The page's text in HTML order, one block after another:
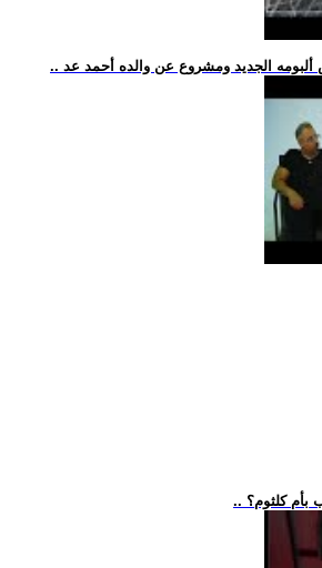
الجديد ومشروع عن والده أحمد عد
بأم كلثوم؟